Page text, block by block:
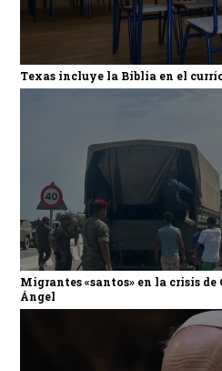
Texas incluye la Biblia en el
Migrantes «santos» en la crisis
Ángel